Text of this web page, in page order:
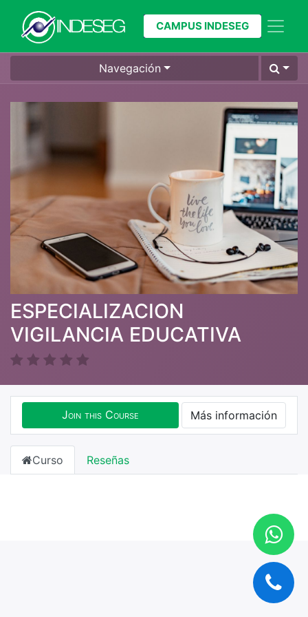
CAMPUS INDESEG
Navegación
ESPECIALIZACION
VIGILANCIA EDUCATIVA
Join this Course Más información
Curso Reseñas